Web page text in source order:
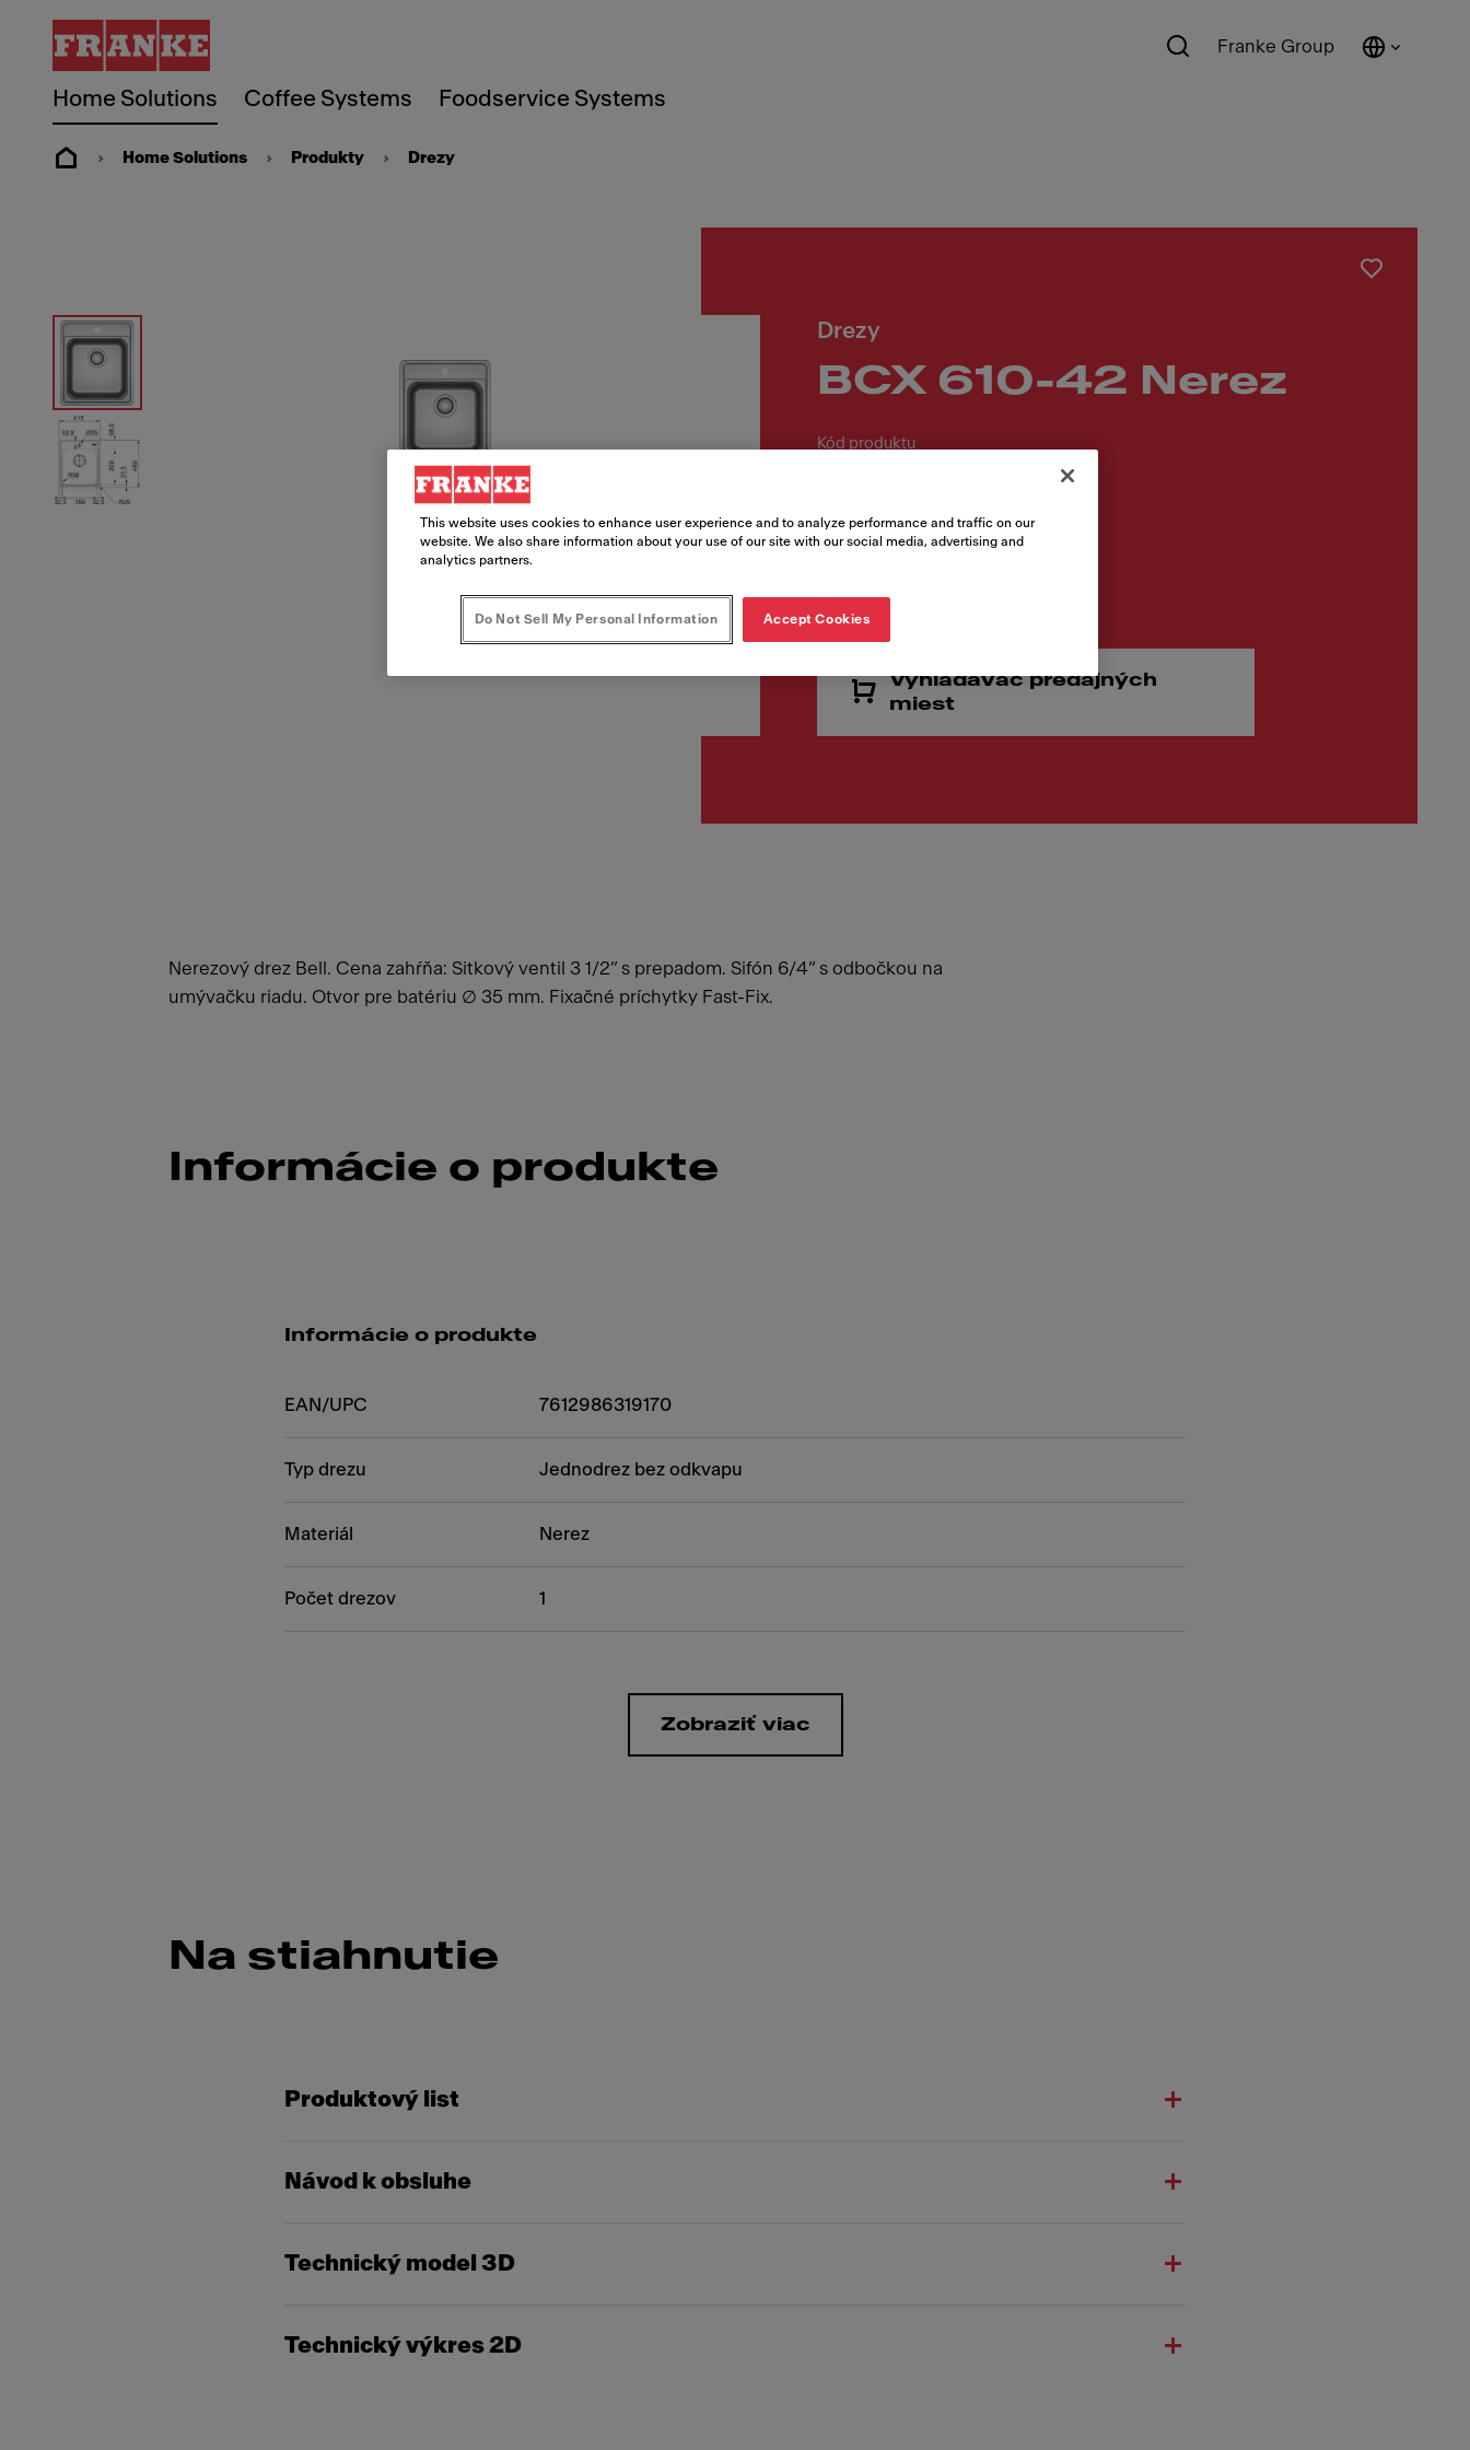
Home Solutions Coffee Systems Foodservice Systems
Franke Group
Home Solutions Produkty Drezy
Drezy
BCX 610-42 Nerez
Kód produktu
Cena vr. DPH
Vyhľadávač predajných
miest
Nerezový drez Bell. Cena zahŕňa: Sitkový ventil 3 1/2“ s prepadom. Sifón 6/4“ s odbočkou na
umývačku riadu. Otvor pre batériu ∅ 35 mm. Fixačné príchytky Fast-Fix.
Informácie o produkte
Informácie o produkte
EAN/UPC 7612986319170
Typ drezu Jednodrez bez odkvapu
Materiál Nerez
Počet drezov 1
Zobraziť viac
Na stiahnutie
Produktový list
Návod k obsluhe
Technický model 3D
Technický výkres 2D
This website uses cookies to enhance user experience and to analyze performance and traffic on our
website. We also share information about your use of our site with our social media, advertising and
analytics partners.
Do Not Sell My Personal Information Accept Cookies